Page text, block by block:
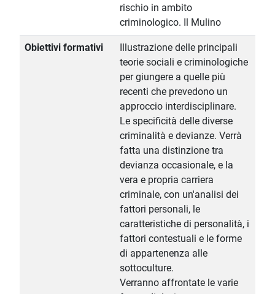
rischio in ambito
criminologico. Il Mulino
Obiettivi formativi
Illustrazione delle principali
teorie sociali e criminologiche
per giungere a quelle più
recenti che prevedono un
approccio interdisciplinare.
Le specificità delle diverse
criminalità e devianze. Verrà
fatta una distinzione tra
devianza occasionale, e la
vera e propria carriera
criminale, con un'analisi dei
fattori personali, le
caratteristiche di personalità, i
fattori contestuali e le forme
di appartenenza alle
sottoculture.
Verranno affrontate le varie